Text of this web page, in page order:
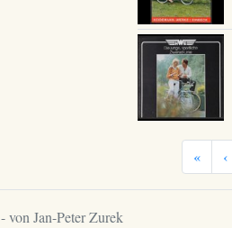
« ‹
- von Jan-Peter Zurek